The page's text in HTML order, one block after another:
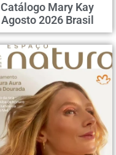
Catálogo Mary Kay
Agosto 2026 Brasil